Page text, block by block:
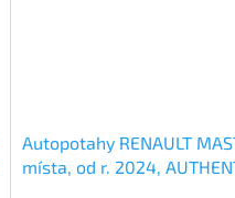
Autopotahy RENAULT
místa, od r. 2024,